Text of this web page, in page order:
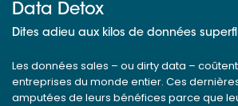
Data Detox
Dites adieu aux kilos de données
Les données sales – ou dirty data –
entreprises du monde entier. Ces
amputées de leurs bénéfices parce que